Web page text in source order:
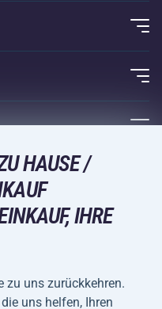
HAUSE /
IHRE
zu uns zurückkehren.
uns helfen, Ihren